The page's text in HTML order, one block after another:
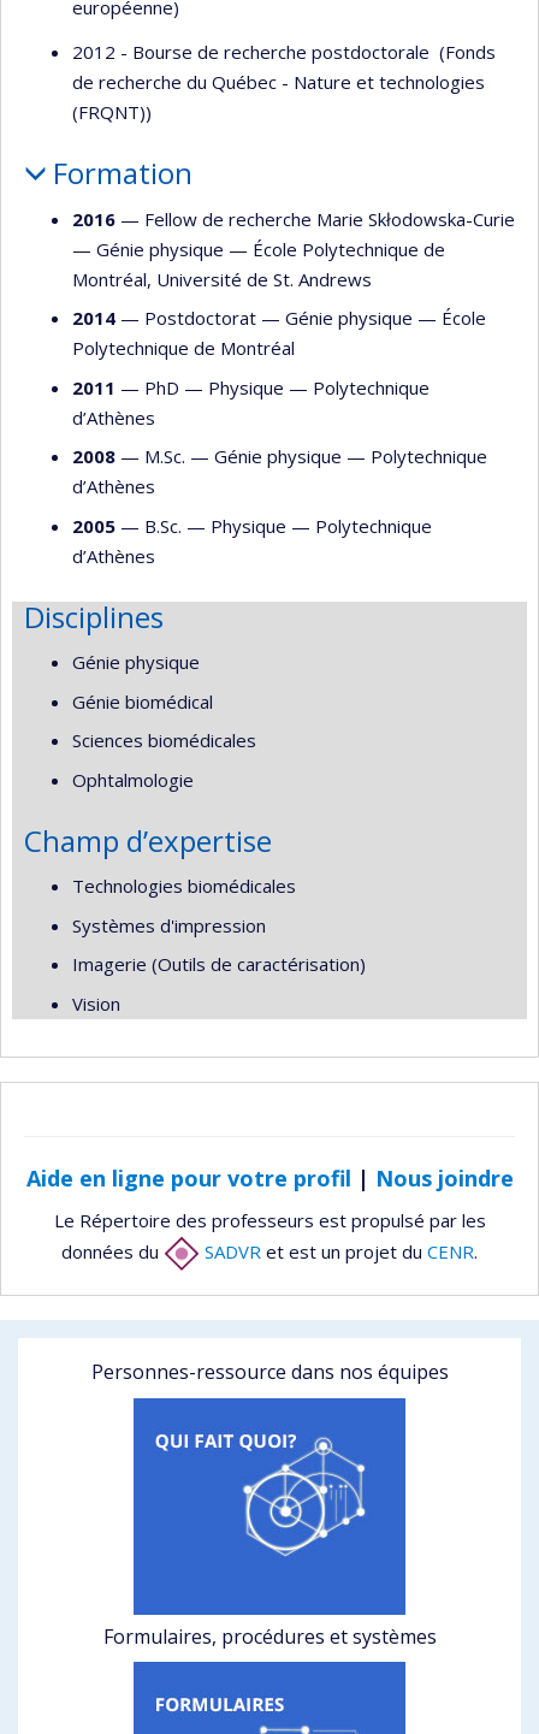
européenne)
2012 - Bourse de recherche postdoctorale (Fonds
de recherche du Québec - Nature et technologies
(FRQNT))
Formation
2016 — Fellow de recherche Marie Skłodowska-Curie
— Génie physique — École Polytechnique de
Montréal, Université de St. Andrews
2014 — Postdoctorat — Génie physique — École
Polytechnique de Montréal
2011 — PhD — Physique — Polytechnique
d’Athènes
2008 — M.Sc. — Génie physique — Polytechnique
d’Athènes
2005 — B.Sc. — Physique — Polytechnique
d’Athènes
Disciplines
Génie physique
Génie biomédical
Sciences biomédicales
Ophtalmologie
Champ d’expertise
Technologies biomédicales
Systèmes d'impression
Imagerie (Outils de caractérisation)
Vision
Aide en ligne pour votre profil | Nous joindre
Le Répertoire des professeurs est propulsé par les
données du
SADVR et est un projet du CENR.
Personnes-ressource dans nos équipes
Formulaires, procédures et systèmes